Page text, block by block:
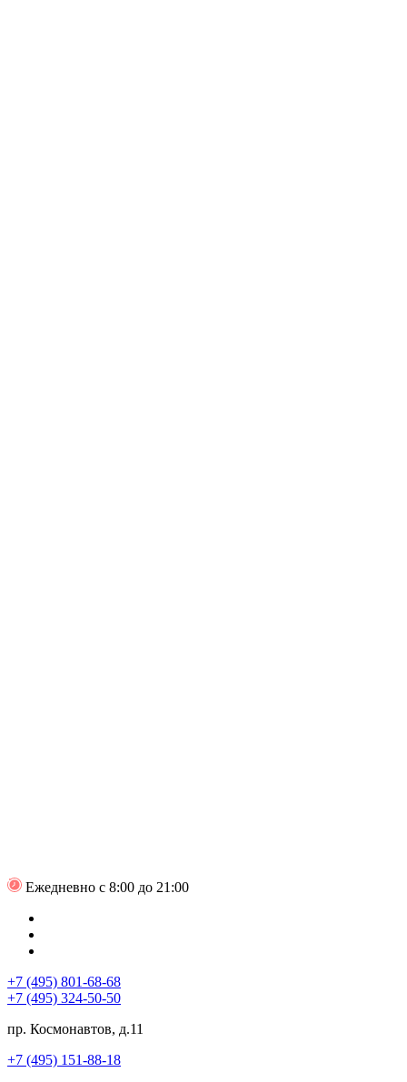
Ежедневно с 8:00 до 21:00
+7 (495) 801-68-68
+7 (495) 324-50-50
пр. Космонавтов, д.11
+7 (495) 151-88-18